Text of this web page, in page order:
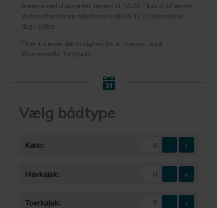
fremme ved slutstedet senest kl. 16.00. I kan altid ændre
slutdestinationen telefonisk indtil kl. 12.00 den sidste
dag I sejler.
Efter turen er der mulighed for at overnatte på
Klostermølle Teltplads.
Vælg bådtype
Kano: - +
Havkajak: - +
Toerkajak: - +